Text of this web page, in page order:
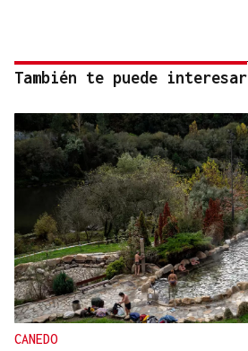
También te puede interesar
CANEDO